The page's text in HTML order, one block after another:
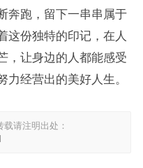
奔跑，留下一串串属于
这份独特的印记，在人
，让身边的人都能感受
经营出的美好人生。
请注明出处：